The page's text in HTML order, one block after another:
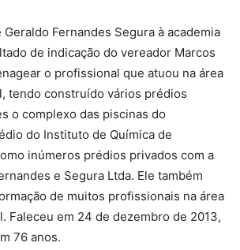
Fernandes Segura à academia
de indicação do vereador Marcos
o profissional que atuou na área
tendo construído vários prédios
o complexo das piscinas do
do Instituto de Química de
inúmeros prédios privados com a
e Segura Ltda. Ele também
de muitos profissionais na área
Faleceu em 24 de dezembro de 2013,
76 anos.